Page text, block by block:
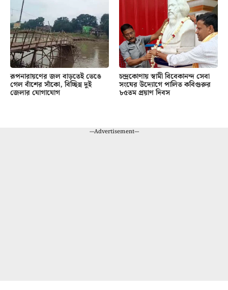
রূপনারায়ণের জল বাড়তেই ভেঙে
গেল বাঁশের সাঁকো, বিচ্ছিন্ন দুই
জেলার যোগাযোগ
চন্দ্রকোণায় স্বামী বিবেকানন্দ সেবা
সংঘের উদ্যোগে পালিত কবিগুরুর
৮৫তম প্রয়াণ দিবস
---Advertisement---